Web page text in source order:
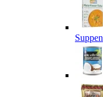
Suppen